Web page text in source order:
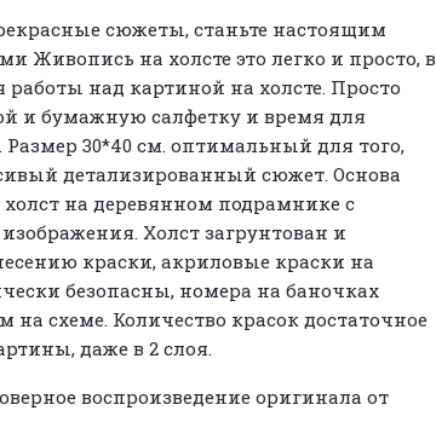
сюжеты, станьте настоящим
Живопись на холсте это легко и просто, в
работы над картиной на холсте. Просто
и бумажную салфетку и время для
Размер 30*40 см. оптимальный для того,
детализированный сюжет. Основа
на деревянном подрамнике с
Холст загрунтован и
краски, акриловые краски на
безопасны, номера на баночках
на схеме. Количество красок достаточное
даже в 2 слоя.
воспроизведение оригинала от